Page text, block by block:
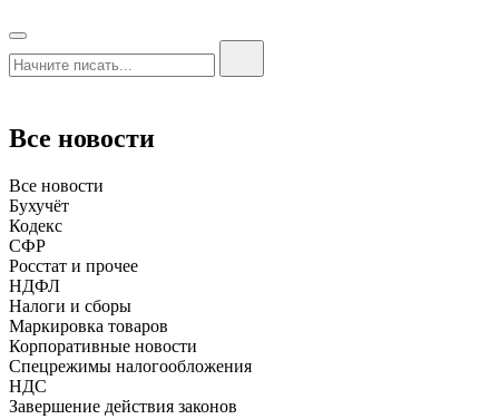
Все новости
Все новости
Бухучёт
Кодекс
СФР
Росстат и прочее
НДФЛ
Налоги и сборы
Маркировка товаров
Корпоративные новости
Спецрежимы налогообложения
НДС
Завершение действия законов